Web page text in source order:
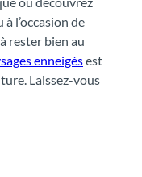
l’occasion de
rester bien au
enneigésest
Laissez-vous